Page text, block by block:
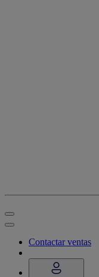
Contactar ventas